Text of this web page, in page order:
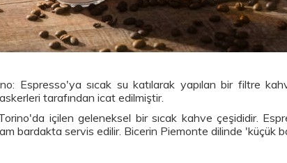
Espresso'ya sıcak su katılarak yapılan bir filtre
tarafından icat edilmiştir.
içilen geleneksel bir sıcak kahve çeşididir.
bardakta servis edilir. Bicerin Piemonte dilinde 'küçük